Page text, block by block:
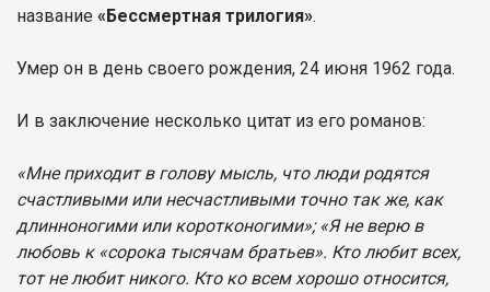
название «Бессмертная трилогия».
Умер он в день своего рождения, 24 июня 1962 года.
И в заключение несколько цитат из его романов:
«Мне приходит в голову мысль, что люди родятся
счастливыми или несчастливыми точно так же, как
длинноногими или коpотконогими»; «Я не верю в
любовь к «сорока тысячам братьев». Кто любит всех,
тот не любит никого. Кто ко всем хорошо относится,